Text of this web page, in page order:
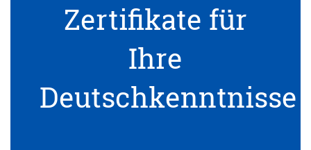
Zertifikate für
Ihre
Deutschkenntnisse